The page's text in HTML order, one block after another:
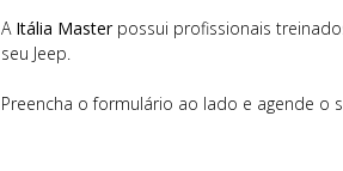
A Itália Masterpossui profissionais
seu Jeep.
Preencha o formulário ao lado e agende o